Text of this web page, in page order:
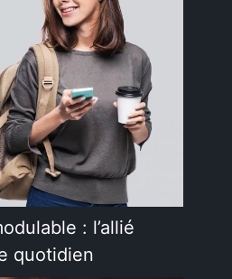
: l’allié
quotidien